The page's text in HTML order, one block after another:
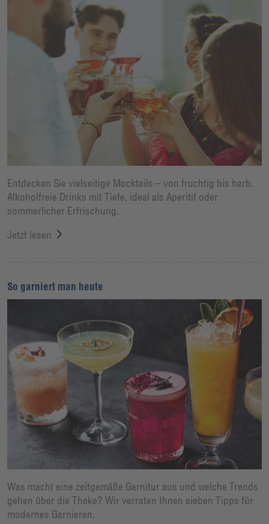
Entdecken Sie vielseitige Mocktails – von fruchtig bis herb.
Alkoholfreie Drinks mit Tiefe, ideal als Aperitif oder
sommerlicher Erfrischung.
Jetzt lesen
So garniert man heute
Was macht eine zeitgemäße Garnitur aus und welche Trends
gehen über die Theke? Wir verraten Ihnen sieben Tipps für
modernes Garnieren.